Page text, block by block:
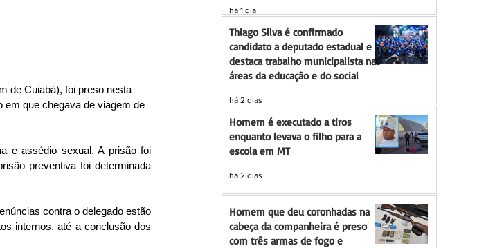
de Cuiabá), foi preso nesta
em que chegava de viagem de
e assédio sexual. A prisão foi
preventiva foi determinada
contra o delegado estão
internos, até a conclusão dos
há 1 dia
Thiago Silva é confirmado
candidato a deputado estadual e
destaca trabalho municipalista nas
áreas da educação e do social
há 2 dias
Homem é executado a tiros
enquanto levava o filho para a
escola em MT
há 2 dias
Homem que deu coronhadas na
cabeça da companheira é preso
com três armas de fogo e